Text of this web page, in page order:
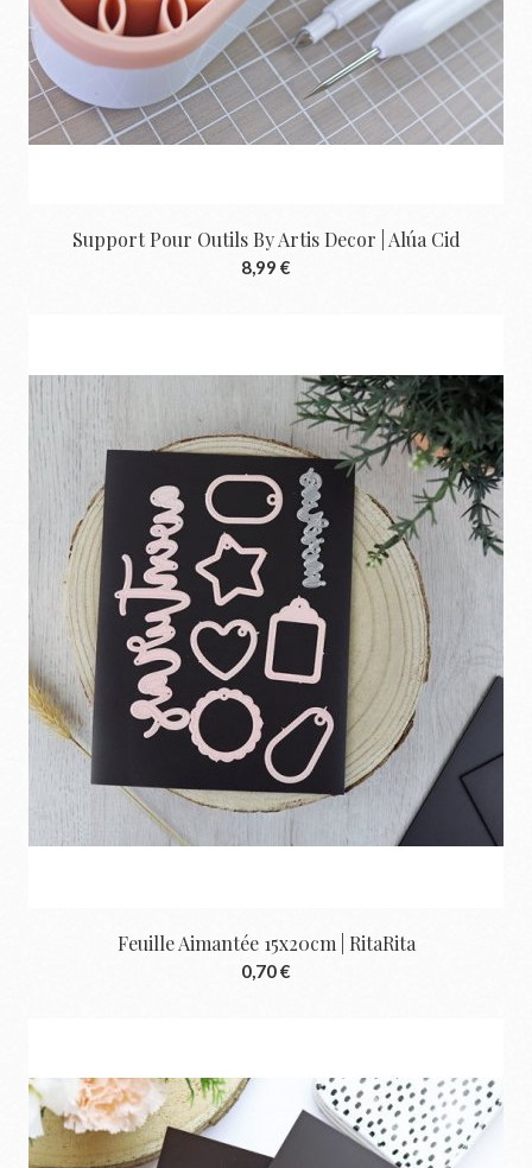
Support Pour Outils By Artis Decor | Alúa Cid
8,99 €
Feuille Aimantée 15x20cm | RitaRita
0,70 €